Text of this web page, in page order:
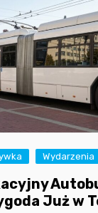
Wydarzenia
Już w